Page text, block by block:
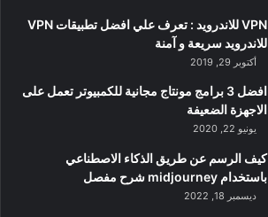
VPN للاندرويد : تعرف علي افضل تطبيقات VPN
للاندرويد سريعة و آمنة
أكتوبر 29, 2019
افضل 3 برامج مونتاج مجانية للكمبيوتر تعمل على
الاجهزة الضعيفة
يونيو 22, 2020
كيف الرسم عن طريق الذكاء الاصطناعي
باستخدام midjourney شرح مفصل
ديسمبر 18, 2022